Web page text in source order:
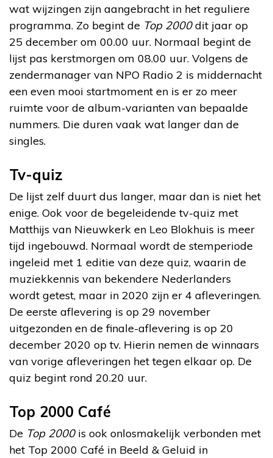
wat wijzingen zijn aangebracht in het reguliere
programma. Zo begint de Top 2000dit jaar op
25 december om 00.00 uur. Normaal begint de
lijst pas kerstmorgen om 08.00 uur. Volgens de
zendermanager van NPO Radio 2 is middernacht
een even mooi startmoment en is er zo meer
ruimte voor de album-varianten van bepaalde
nummers. Die duren vaak wat langer dan de
singles.
Tv-quiz
De lijst zelf duurt dus langer, maar dan is niet het
enige. Ook voor de begeleidende tv-quiz met
Matthijs van Nieuwkerk en Leo Blokhuis is meer
tijd ingebouwd. Normaal wordt de stemperiode
ingeleid met 1 editie van deze quiz, waarin de
muziekkennis van bekendere Nederlanders
wordt getest, maar in 2020 zijn er 4 afleveringen.
De eerste aflevering is op 29 november
uitgezonden en de finale-aflevering is op 20
december 2020 op tv. Hierin nemen de winnaars
van vorige afleveringen het tegen elkaar op. De
quiz begint rond 20.20 uur.
Top 2000 Café
De Top 2000is ook onlosmakelijk verbonden met
het Top 2000 Café in Beeld & Geluid in